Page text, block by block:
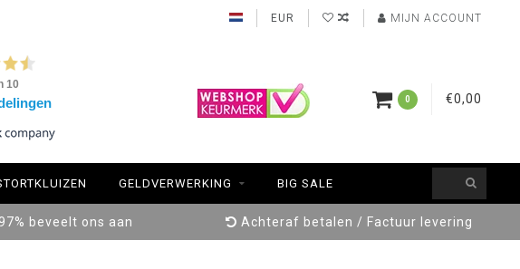
EUR MIJN ACCOUNT
0 €0,00
GELDVERWERKING BIG SALE
97% beveelt ons aan Achteraf betalen / Factuur levering